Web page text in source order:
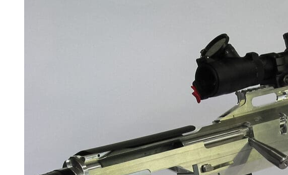
Zoptymalizowany materiał termoelektryczny dla odzysku ciepła
Prototypowy IR.28